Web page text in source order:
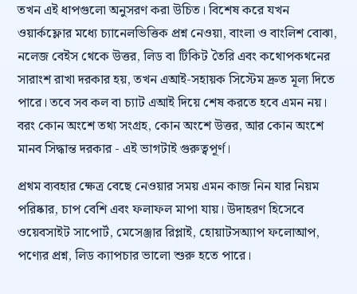
তখন এই ধাপগুলো অনুসরণ করা উচিত। বিশেষ করে যখন
ওয়ার্কফ্লোর মধ্যে চ্যানেলভিত্তিক প্রশ্ন নেওয়া, বাংলা ও বাংলিশ বোঝা,
নলেজ বেইস থেকে উত্তর, লিড বা টিকিট তৈরি এবং কথোপকথনের
সারাংশ রাখা দরকার হয়, তখন এআই-সহায়ক সিস্টেম দ্রুত মূল্য দিতে
পারে। তবে সব কল বা চ্যাট এআই দিয়ে শেষ করতে হবে এমন নয়।
বরং কোন অংশে তথ্য সংগ্রহ, কোন অংশে উত্তর, আর কোন অংশে
মানব সিদ্ধান্ত দরকার - এই ভাগটাই গুরুত্বপূর্ণ।
প্রথম ব্যবহার ক্ষেত্র বেছে নেওয়ার সময় এমন কাজ নিন যার নিয়ম
পরিষ্কার, চাপ বেশি এবং ফলাফল মাপা যায়। উদাহরণ হিসেবে
ওয়েবসাইট সাপোর্ট, মেসেঞ্জার রিপ্লাই, হোয়াটসঅ্যাপ ফলোআপ,
পণ্যের প্রশ্ন, লিড ক্যাপচার ভালো শুরু হতে পারে।